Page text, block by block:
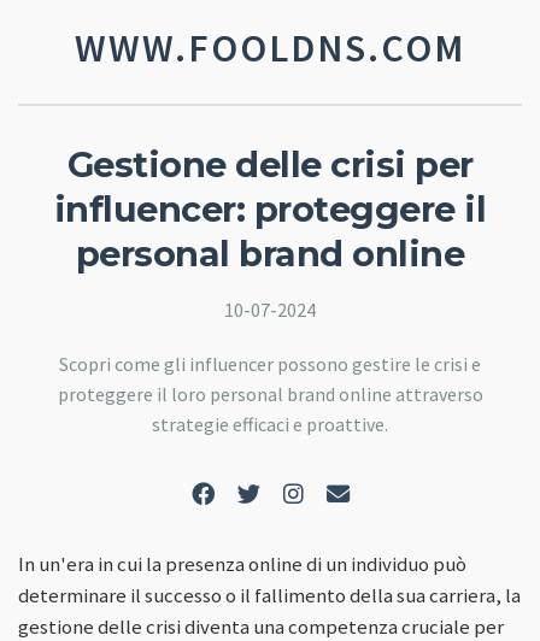
WWW.FOOLDNS.COM
Gestione delle crisi per
influencer: proteggere il
personal brand online
10-07-2024
Scopri come gli influencer possono gestire le crisi e
proteggere il loro personal brand online attraverso
strategie efficaci e proattive.
In un'era in cui la presenza online di un individuo può
determinare il successo o il fallimento della sua carriera, la
gestione delle crisi diventa una competenza cruciale per